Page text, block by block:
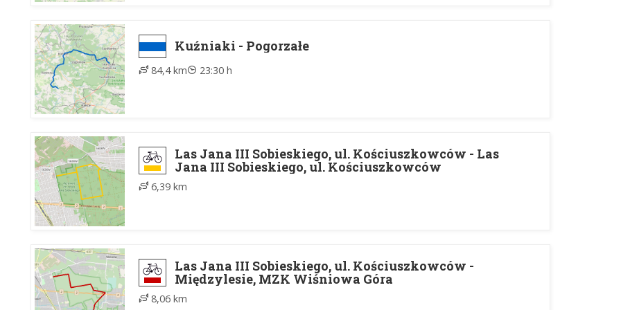
Kuźniaki - Pogorzałe
84,4 km 23:30 h
Las Jana III Sobieskiego, ul. Kościuszkowców - Las
Jana III Sobieskiego, ul. Kościuszkowców
6,39 km
Las Jana III Sobieskiego, ul. Kościuszkowców -
Międzylesie, MZK Wiśniowa Góra
8,06 km